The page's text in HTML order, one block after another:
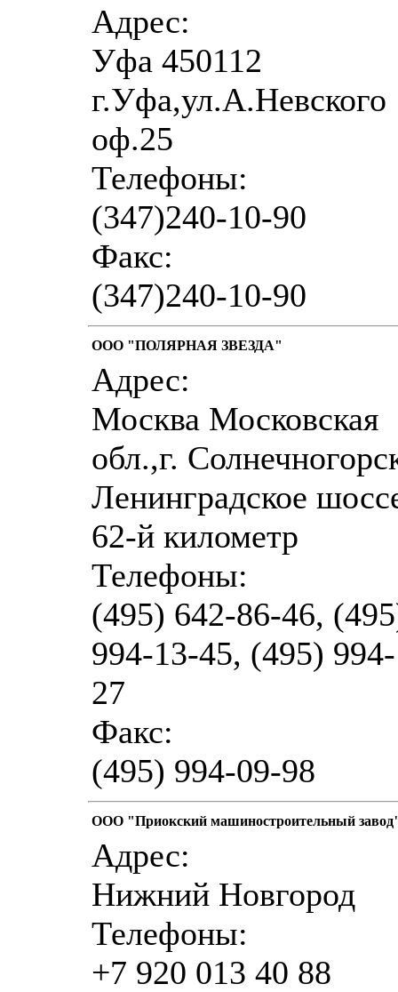
Адрес:
Уфа 450112
г.Уфа,ул.А.Невского
оф.25
Телефоны:
(347)240-10-90
Факс:
(347)240-10-90
ООО "ПОЛЯРНАЯ ЗВЕЗДА"
Адрес:
Москва Московская
обл.,г.
Ленинградское
62-й километр
Телефоны:
(495) 642-86-46,
994-13-45, (495)
27
Факс:
(495) 994-09-98
ООО "Приокский машиностроительный
Адрес:
Нижний Новгород
Телефоны:
+7 920 013 40 88